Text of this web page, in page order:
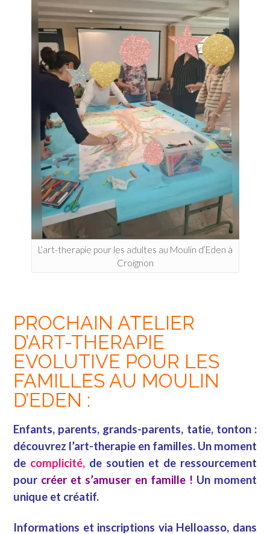
L’art-therapie pour les adultes au Moulin d’Eden à
Croignon
PROCHAIN ATELIER
D’ART-THERAPIE
EVOLUTIVE POUR LES
FAMILLES AU MOULIN
D’EDEN :
Enfants, parents, grands-parents, tatie, tonton :
découvrez l’art-therapie en familles. Un moment
de complicité, de soutien et de ressourcement
pour créer et s’amuser en famille ! Un moment
unique et créatif.
Informations et inscriptions via Helloasso, dans